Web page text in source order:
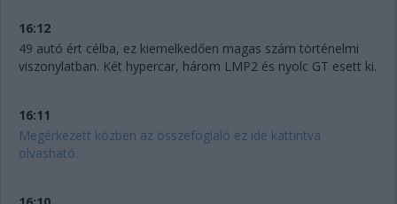
16:12
49 autó ért célba, ez kiemelkedően magas szám történelmi
viszonylatban. Két hypercar, három LMP2 és nyolc GT esett ki.
16:11
Megérkezett közben az összefoglaló ez ide kattintva
olvasható.